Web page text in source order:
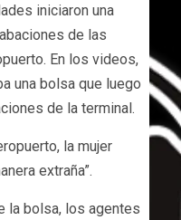
iniciaron una
de las
En los videos,
una bolsa que luego
de la terminal.
la mujer
extraña”.
la bolsa, los agentes